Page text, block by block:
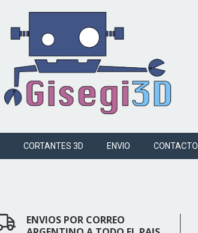
CORTANTES 3D ENVIO CONTACTO
ENVIOS POR CORREO